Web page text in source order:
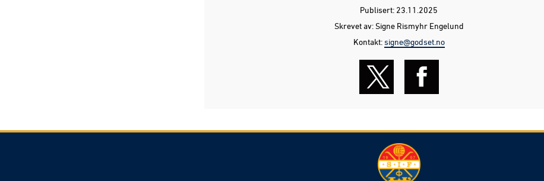
Publisert: 23.11.2025
Skrevet av: Signe Rismyhr Engelund
Kontakt:signe@godset.no